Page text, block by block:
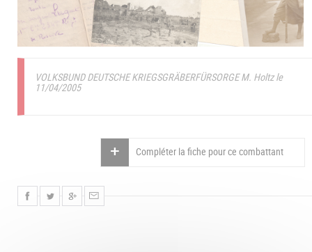
VOLKSBUND DEUTSCHE KRIEGSGRÄBERFÜRSORGE M. Holtz le
11/04/2005
Compléter la fiche pour ce combattant